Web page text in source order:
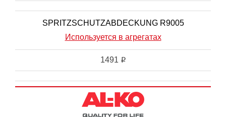
SPRITZSCHUTZABDECKUNG R9005
Используется в агрегатах
1491 i